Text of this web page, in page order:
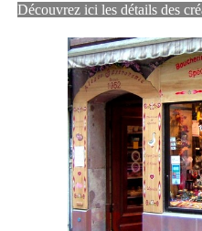
Découvrez ici les détails des